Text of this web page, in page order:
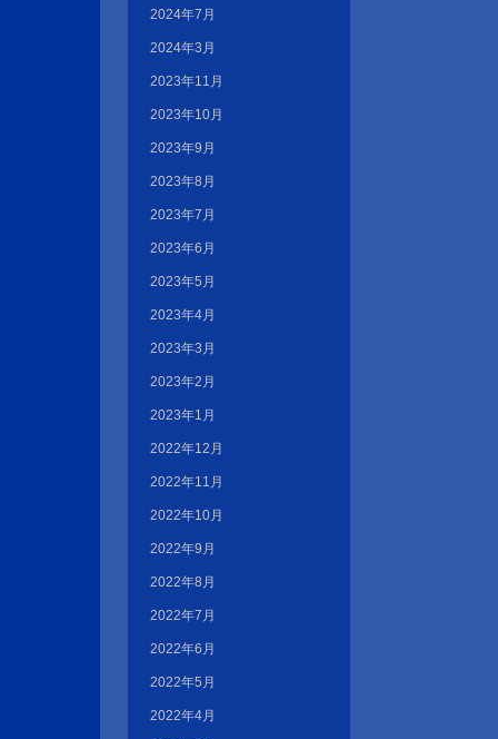
2024年7月
2024年3月
2023年11月
2023年10月
2023年9月
2023年8月
2023年7月
2023年6月
2023年5月
2023年4月
2023年3月
2023年2月
2023年1月
2022年12月
2022年11月
2022年10月
2022年9月
2022年8月
2022年7月
2022年6月
2022年5月
2022年4月